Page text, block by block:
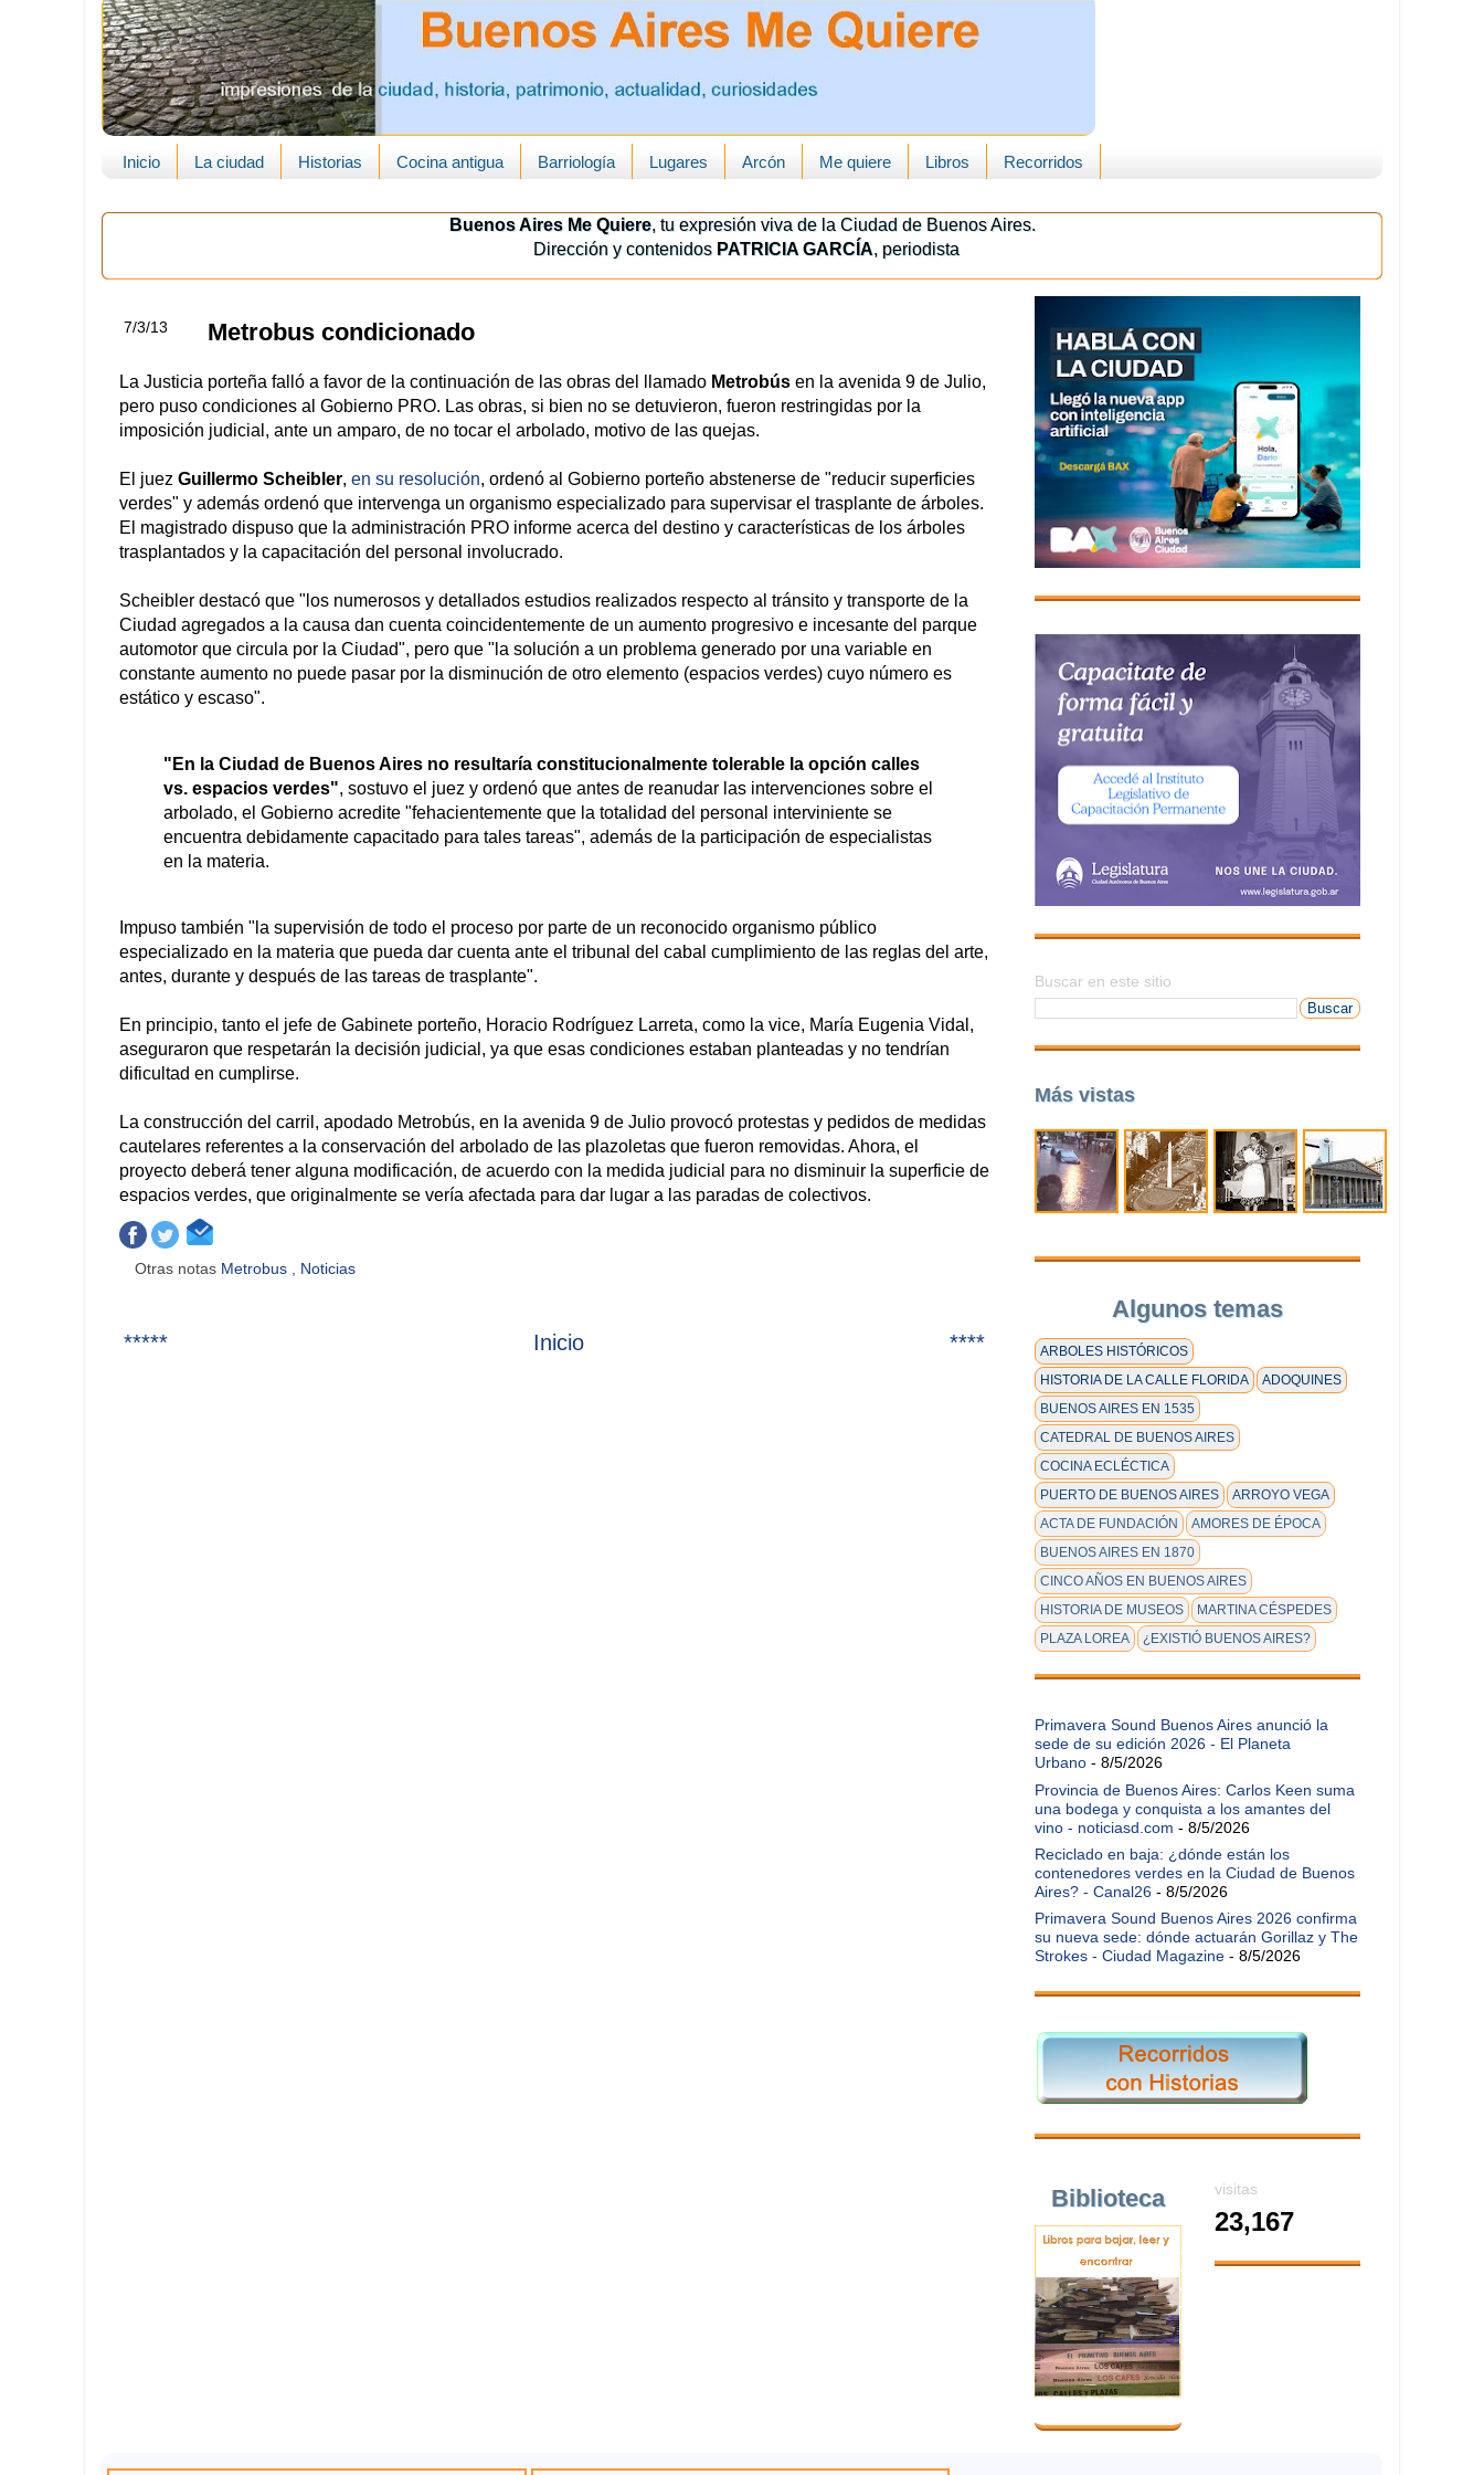
Inicio La ciudad Historias Cocina antigua Barriología Lugares Arcón Me quiere Libros Recorridos
Buenos Aires Me Quiere, tu expresión viva de la Ciudad de Buenos Aires.
Dirección y contenidos PATRICIA GARCÍA, periodista
7/3/13 Metrobus condicionado
La Justicia porteña falló a favor de la continuación de las obras del llamado Metrobús en la avenida 9 de Julio,
pero puso condiciones al Gobierno PRO. Las obras, si bien no se detuvieron, fueron restringidas por la
imposición judicial, ante un amparo, de no tocar el arbolado, motivo de las quejas.
El juez Guillermo Scheibler, en su resolución, ordenó al Gobierno porteño abstenerse de "reducir superficies
verdes" y además ordenó que intervenga un organismo especializado para supervisar el trasplante de árboles.
El magistrado dispuso que la administración PRO informe acerca del destino y características de los árboles
trasplantados y la capacitación del personal involucrado.
Scheibler destacó que "los numerosos y detallados estudios realizados respecto al tránsito y transporte de la
Ciudad agregados a la causa dan cuenta coincidentemente de un aumento progresivo e incesante del parque
automotor que circula por la Ciudad", pero que "la solución a un problema generado por una variable en
constante aumento no puede pasar por la disminución de otro elemento (espacios verdes) cuyo número es
estático y escaso".
"En la Ciudad de Buenos Aires no resultaría constitucionalmente tolerable la opción calles
vs. espacios verdes", sostuvo el juez y ordenó que antes de reanudar las intervenciones sobre el
arbolado, el Gobierno acredite "fehacientemente que la totalidad del personal interviniente se
encuentra debidamente capacitado para tales tareas", además de la participación de especialistas
en la materia.
Impuso también "la supervisión de todo el proceso por parte de un reconocido organismo público
especializado en la materia que pueda dar cuenta ante el tribunal del cabal cumplimiento de las reglas del arte,
antes, durante y después de las tareas de trasplante".
En principio, tanto el jefe de Gabinete porteño, Horacio Rodríguez Larreta, como la vice, María Eugenia Vidal,
aseguraron que respetarán la decisión judicial, ya que esas condiciones estaban planteadas y no tendrían
dificultad en cumplirse.
La construcción del carril, apodado Metrobús, en la avenida 9 de Julio provocó protestas y pedidos de medidas
cautelares referentes a la conservación del arbolado de las plazoletas que fueron removidas. Ahora, el
proyecto deberá tener alguna modificación, de acuerdo con la medida judicial para no disminuir la superficie de
espacios verdes, que originalmente se vería afectada para dar lugar a las paradas de colectivos.
Otras notas Metrobus Noticias
***** ****
Inicio
Buscar en este sitio
Más vistas
Algunos temas
ARBOLES HISTÓRICOS
HISTORIA DE LA CALLE FLORIDA
ADOQUINES
BUENOS AIRES EN 1535
CATEDRAL DE BUENOS AIRES
COCINA ECLÉCTICA
PUERTO DE BUENOS AIRES
ARROYO VEGA
ACTA DE FUNDACIÓN
AMORES DE ÉPOCA
BUENOS AIRES EN 1870
CINCO AÑOS EN BUENOS AIRES
HISTORIA DE MUSEOS
MARTINA CÉSPEDES
PLAZA LOREA
¿EXISTIÓ BUENOS AIRES?
Primavera Sound Buenos Aires anunció la
sede de su edición 2026 - El Planeta
Urbano - 8/5/2026
Provincia de Buenos Aires: Carlos Keen suma
una bodega y conquista a los amantes del
vino - noticiasd.com - 8/5/2026
Reciclado en baja: ¿dónde están los
contenedores verdes en la Ciudad de Buenos
Aires? - Canal26 - 8/5/2026
Primavera Sound Buenos Aires 2026 confirma
su nueva sede: dónde actuarán Gorillaz y The
Strokes - Ciudad Magazine - 8/5/2026
Biblioteca visitas
23,167